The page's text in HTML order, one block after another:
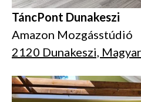
TáncPont Dunakeszi
Amazon Mozgásstúdió
2120 Dunakeszi,